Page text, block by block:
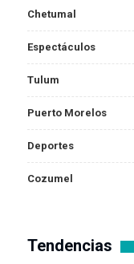
Chetumal
Espectáculos
Tulum
Puerto Morelos
Deportes
Cozumel
Tendencias